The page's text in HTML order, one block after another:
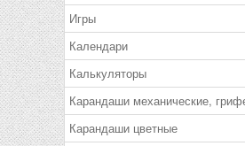
Игры
Календари
Калькуляторы
Карандаши механические,
Карандаши цветные